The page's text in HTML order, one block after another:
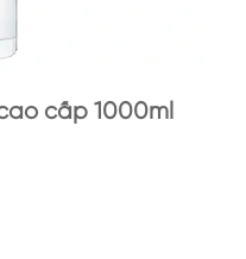
cấp 1000ml